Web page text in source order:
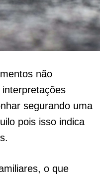
não
segurando uma
pois isso indica
o que